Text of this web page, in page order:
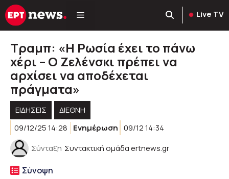
Μετάβαση
σε
Live TV
Τραμπ: «Η Ρωσία έχει το πάνω
χέρι – Ο Ζελένσκι πρέπει να
αρχίσει να αποδέχεται
πράγματα»
ΕΙΔΗΣΕΙΣ
ΔΙΕΘΝΗ
09/12/25 14:28
Ενημέρωση 09/12 14:34
Σύνταξη Συντακτική ομάδα ertnews.gr
Σύνοψη